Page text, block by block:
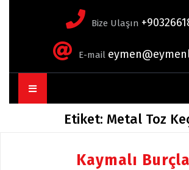
Bize Ulaşın
E-mail
Button
Etiket: Metal Toz
Kaymalı